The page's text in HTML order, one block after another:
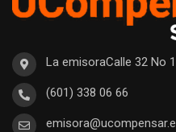
La emisoraCalle 32 No
(601) 338 06 66